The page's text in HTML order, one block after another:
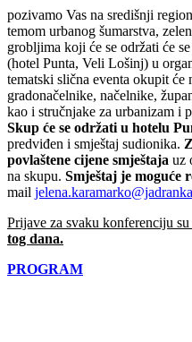
pozivamo Vas na središnji
temom urbanog šumarstva,
grobljima koji će se održati će
(hotel Punta, Veli Lošinj) u
tematski slična eventa okupit
gradonačelnike, načelnike,
kao i stručnjake za urbanizam i
Skup će se održati u hotelu
predviđen i smještaj sudionika.
povlaštene cijene smještaja uz
na skupu. Smještaj je moguće
mail
Prijave za svaku konferenciju
tog dana.
PROGRAM